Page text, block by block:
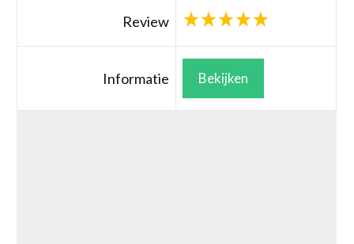
Review
Informatie Bekijken